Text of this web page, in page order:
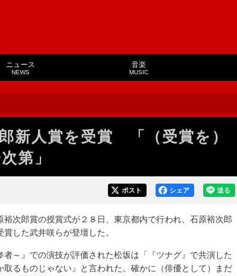
ニュース
NEWS
音楽
MUSIC
新人賞を受賞 「（受賞を）
第」
送る
シェア
ポスト
次郎賞の授賞式が２８日、東京都内で行われ、石原裕次郎
した武井咲らが登壇した。
～』での演技が評価された松坂は「『ツナグ』で共演した
るものじゃない』と言われた。確かに（俳優として）まだ